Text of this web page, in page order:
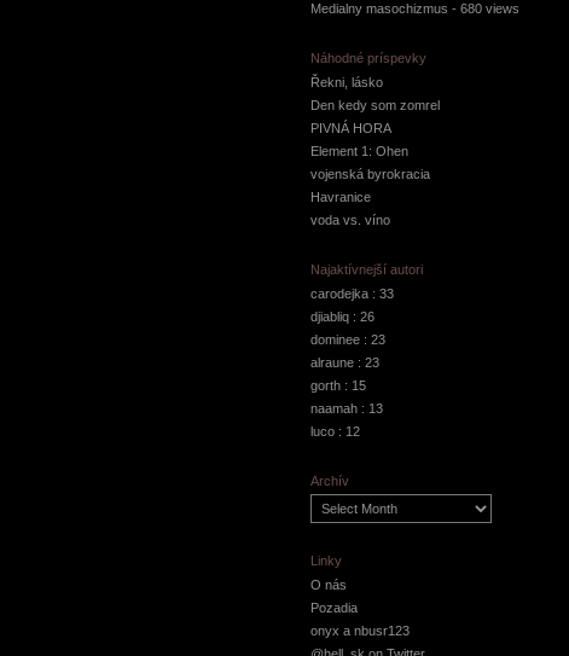
Medialny masochizmus - 680 views
Náhodné príspevky
Řekni, lásko
Den kedy som zomrel
PIVNÁ HORA
Element 1: Ohen
vojenská byrokracia
Havranice
voda vs. víno
Najaktívnejší autori
carodejka : 33
djiabliq : 26
dominee : 23
alraune : 23
gorth : 15
naamah : 13
luco : 12
Archív
Linky
O nás
Pozadia
onyx a nbusr123